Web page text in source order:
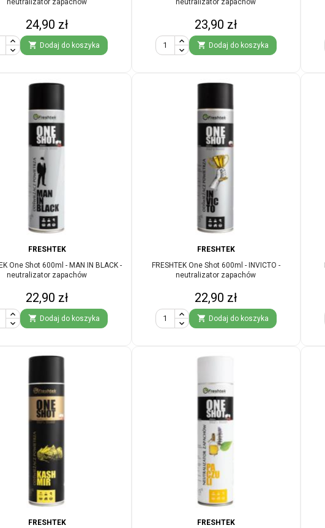
neutralizator zapachów
Cena
24,90 zł
 Dodaj do koszyka
neutralizator zapachów
Cena
23,90 zł
 Dodaj do koszyka
FRESHTEK
One Shot 600ml - MAN IN BLACK -
neutralizator zapachów
Cena
22,90 zł
 Dodaj do koszyka
FRESHTEK
FRESHTEK One Shot 600ml - INVICTO -
neutralizator zapachów
Cena
22,90 zł
 Dodaj do koszyka
FRESHTEK
FRESHTEK